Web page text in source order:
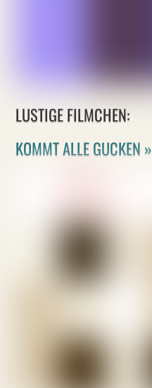
LUSTIGE FILMCHEN:
KOMMT ALLE GUCKEN »